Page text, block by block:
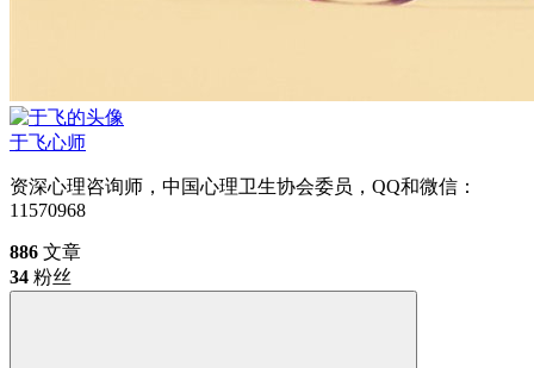
于飞心师
资深心理咨询师，中国心理卫生协会委员，QQ和微信：
11570968
886 文章
34 粉丝